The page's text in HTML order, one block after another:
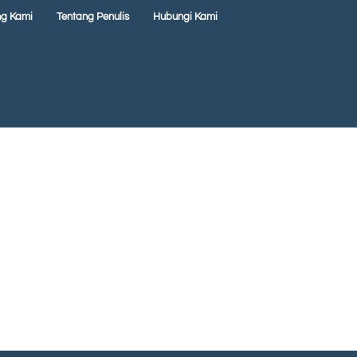
Kami Tentang Penulis Hubungi Kami